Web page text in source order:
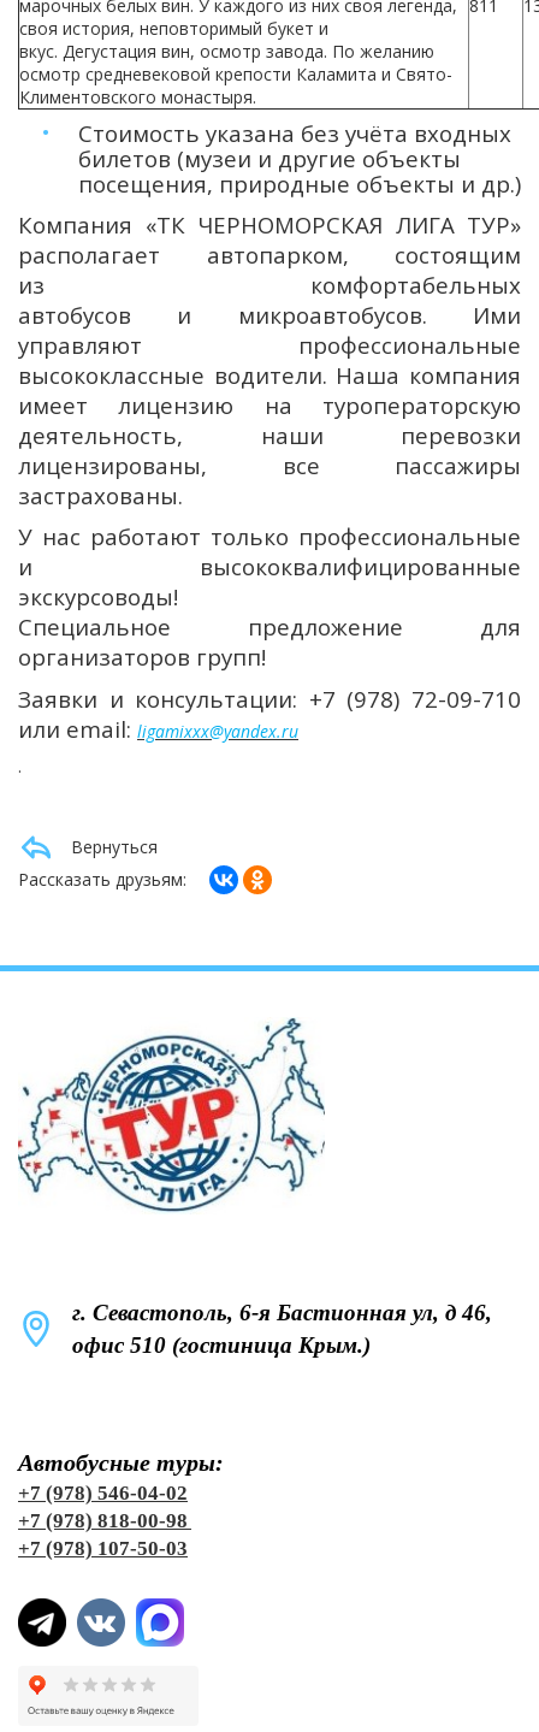
марочных белых вин. У каждого из них своя легенда,
своя история, неповторимый букет и
вкус. Дегустация вин, осмотр завода. По желанию
осмотр средневековой крепости Каламита и Свято-
Климентовского монастыря.
811
Стоимость указана без учёта входных
билетов (музеи и другие объекты
посещения, природные объекты и др.)
Компания «ТК ЧЕРНОМОРСКАЯ ЛИГА ТУР»
располагает автопарком, состоящим
из комфортабельных
автобусов и микроавтобусов. Ими
управляют профессиональные
высококлассные водители. Наша компания
имеет лицензию на туроператорскую
деятельность, наши перевозки
лицензированы, все пассажиры
застрахованы.
У нас работают только профессиональные
и высококвалифицированные
экскурсоводы!
Специальное предложение для
организаторов групп!
Заявки и консультации: +7 (978) 72-09-710
или email: ligamixxx@yandex.ru
.
Вернуться
Рассказать друзьям:
г. Севастополь, 6-я Бастионная ул, д 46,
офис 510 (гостиница Крым.)
Автобусные туры:
+7 (978) 546-04-02
+7 (978) 818-00-98
+7 (978) 107-50-03